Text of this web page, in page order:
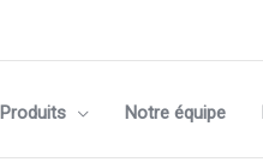
Produits Notre équipe